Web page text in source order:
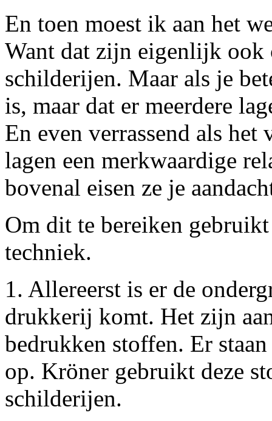
En toen moest ik aan het
Want dat zijn eigenlijk
schilderijen. Maar als je
is, maar dat er meerdere
En even verrassend als
lagen een merkwaardige
bovenal eisen ze je
Om dit te bereiken
techniek.
1. Allereerst is er de
drukkerij komt. Het zijn
bedrukken stoffen. Er
op. Kröner gebruikt deze
schilderijen.